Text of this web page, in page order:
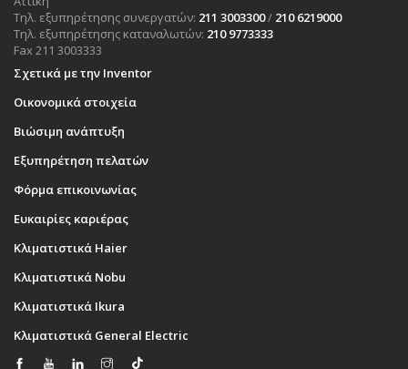
Τηλ. εξυπηρέτησης συνεργατών: 211 3003300/ 210 6219000
Τηλ. εξυπηρέτησης καταναλωτών: 210 9773333
Fax 211 3003333
Σχετικά με την Inventor
Οικονομικά στοιχεία
Βιώσιμη ανάπτυξη
Εξυπηρέτηση πελατών
Φόρμα επικοινωνίας
Ευκαιρίες καριέρας
Κλιματιστικά Haier
Κλιματιστικά Nobu
Κλιματιστικά Ikura
Κλιματιστικά General Electric